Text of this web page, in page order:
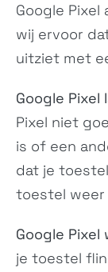
17 Ultra
Google
wij ervoor
uitziet met
Google
Pixel niet
is of een
dat je
toestel weer
Google Pixel
je toestel